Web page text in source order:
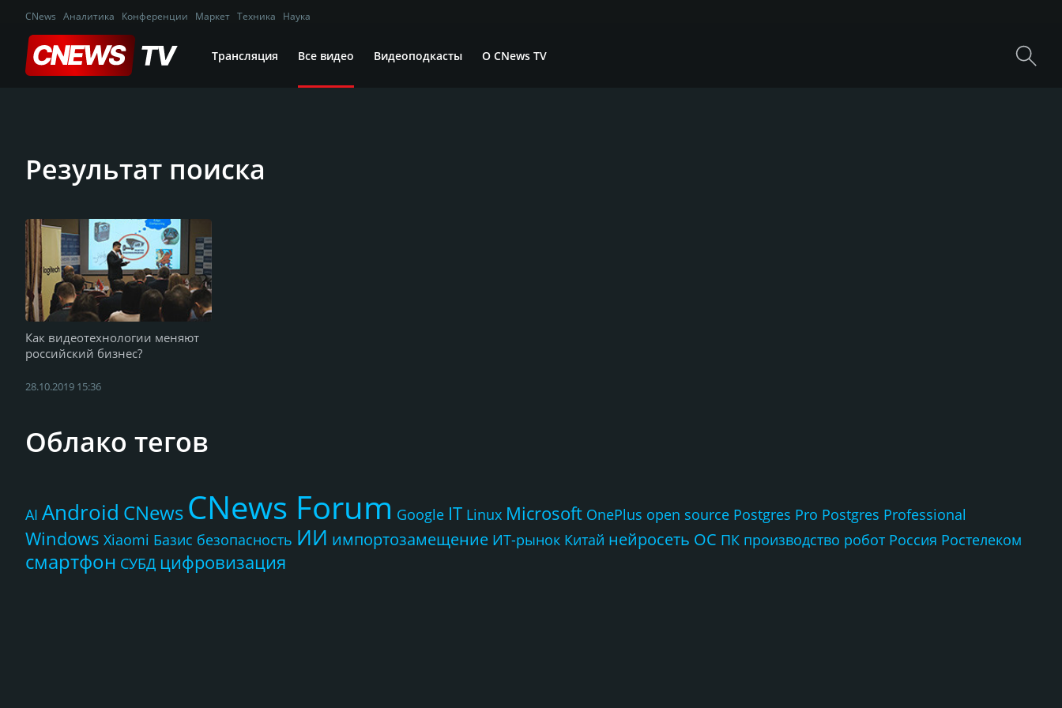
CNews Аналитика Конференции Маркет Техника Наука
Трансляция Все видео Видеоподкасты О CNews TV
Результат поиска
Как видеотехнологии меняют
российский бизнес?
28.10.2019 15:36
Облако тегов
AI Android CNews CNews Forum Google IT Linux Microsoft OnePlus open source Postgres Pro Postgres Professional
Windows Xiaomi Базис безопасность ИИ импортозамещение ИТ-рынок Китай нейросеть ОС ПК производство робот Россия Ростелеком
смартфон СУБД цифровизация